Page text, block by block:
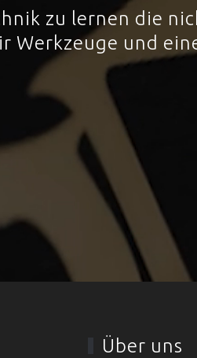
zu lernen die
Werkzeuge und
Über uns